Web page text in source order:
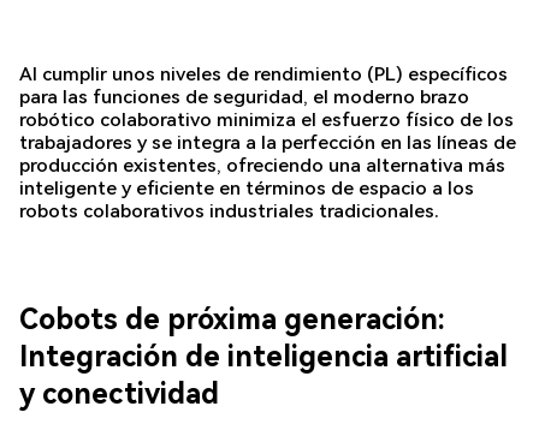
Al cumplir unos niveles de rendimiento (PL) específicos
para las funciones de seguridad, el moderno brazo
robótico colaborativo minimiza el esfuerzo físico de los
trabajadores y se integra a la perfección en las líneas de
producción existentes, ofreciendo una alternativa más
inteligente y eficiente en términos de espacio a los
robots colaborativos industriales tradicionales.
Cobots de próxima generación:
Integración de inteligencia artificial
y conectividad